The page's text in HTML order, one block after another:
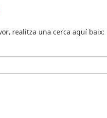
realitza una cerca aquí baix: